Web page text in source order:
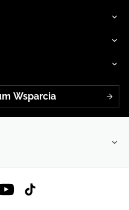
Wsparcia